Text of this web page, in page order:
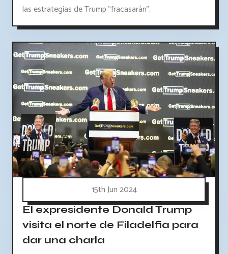
las estrategias de Trump "fracasarán".
15th Jun 2024
El expresidente Donald Trump
visita el norte de Filadelfia para
dar una charla